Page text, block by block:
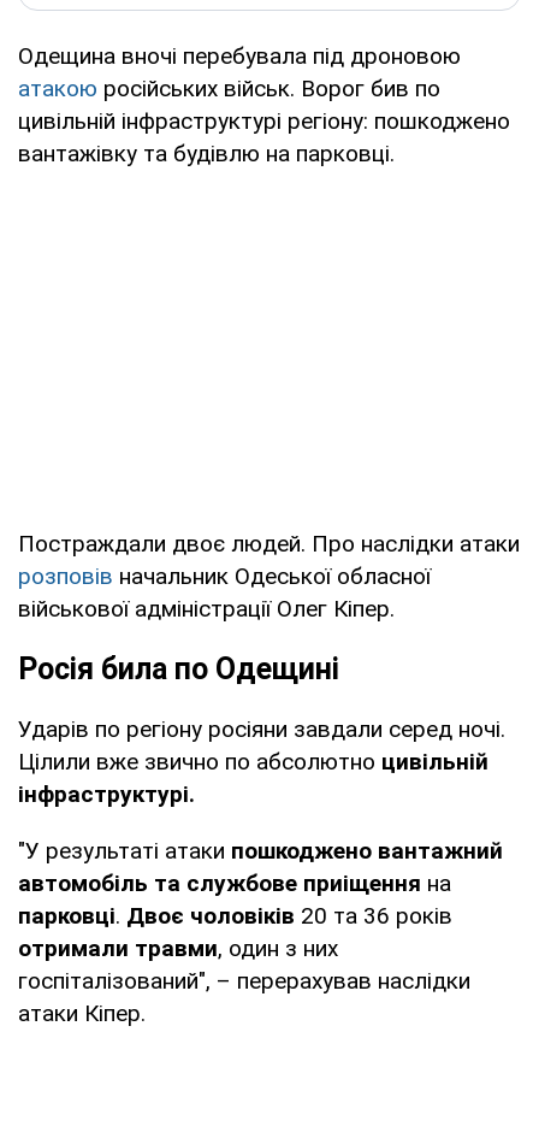
Одещина вночі перебувала під дроновою
атакою російських військ. Ворог бив по
цивільній інфраструктурі регіону: пошкоджено
вантажівку та будівлю на парковці.
Постраждали двоє людей. Про наслідки атаки
розповів начальник Одеської обласної
військової адміністрації Олег Кіпер.
Росія била по Одещині
Ударів по регіону росіяни завдали серед ночі.
Цілили вже звично по абсолютно цивільній
інфраструктурі.
"У результаті атаки пошкоджено вантажний
автомобіль та службове приіщення на
парковці. Двоє чоловіків 20 та 36 років
отримали травми, один з них
госпіталізований", – перерахував наслідки
атаки Кіпер.